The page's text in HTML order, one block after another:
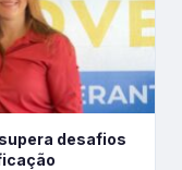
desafios